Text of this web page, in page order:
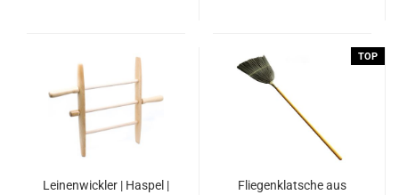
Leinenwickler | Haspel |
TOP
Fliegenklatsche aus